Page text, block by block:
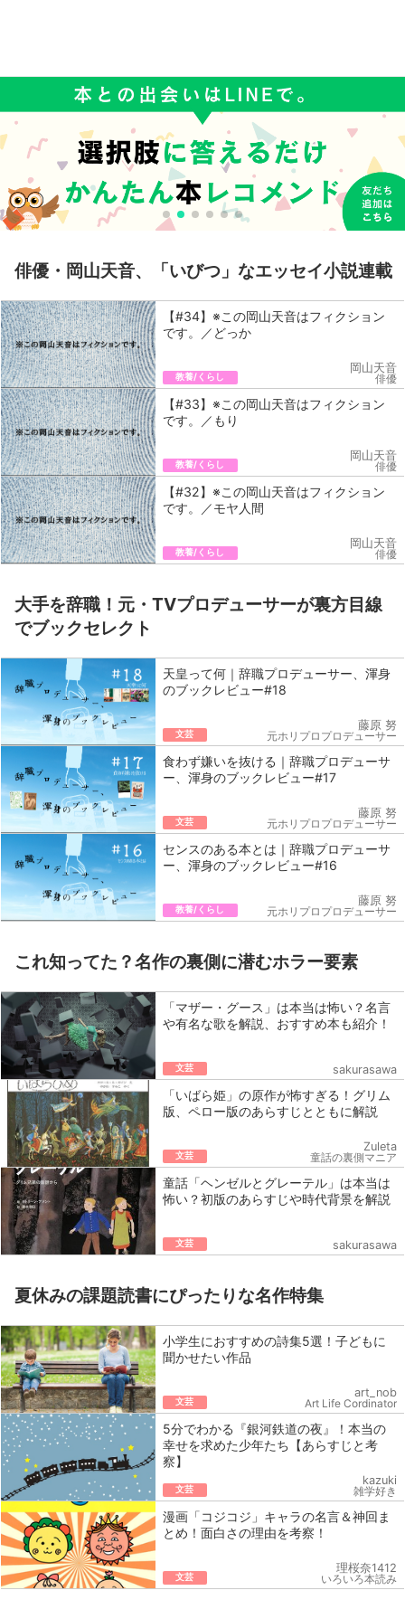
俳優・岡山天音、「いびつ」なエッセイ小説連載
【#34】※この岡山天音はフィクション
です。／どっか
教養/くらし
岡山天音
俳優
【#33】※この岡山天音はフィクション
です。／もり
教養/くらし
岡山天音
俳優
【#32】※この岡山天音はフィクション
です。／モヤ人間
教養/くらし
岡山天音
俳優
大手を辞職！元・TVプロデューサーが裏方目線
でブックセレクト
天皇って何｜辞職プロデューサー、渾身
のブックレビュー#18
文芸
藤原 努
元ホリプロプロデューサー
食わず嫌いを抜ける｜辞職プロデューサ
ー、渾身のブックレビュー#17
文芸
藤原 努
元ホリプロプロデューサー
センスのある本とは｜辞職プロデューサ
ー、渾身のブックレビュー#16
教養/くらし
藤原 努
元ホリプロプロデューサー
これ知ってた？名作の裏側に潜むホラー要素
「マザー・グース」は本当は怖い？名言
や有名な歌を解説、おすすめ本も紹介！
文芸 sakurasawa
「いばら姫」の原作が怖すぎる！グリム
版、ペロー版のあらすじとともに解説
文芸
Zuleta
童話の裏側マニア
童話「ヘンゼルとグレーテル」は本当は
怖い？初版のあらすじや時代背景を解説
文芸 sakurasawa
夏休みの課題読書にぴったりな名作特集
小学生におすすめの詩集5選！子どもに
聞かせたい作品
文芸
art_nob
Art Life Cordinator
5分でわかる『銀河鉄道の夜』！本当の
幸せを求めた少年たち【あらすじと考
察】
文芸
kazuki
雑学好き
漫画「コジコジ」キャラの名言＆神回ま
とめ！面白さの理由を考察！
文芸
理桜奈1412
いろいろ本読み